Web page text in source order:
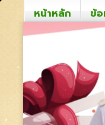
หน้าหลัก ข้